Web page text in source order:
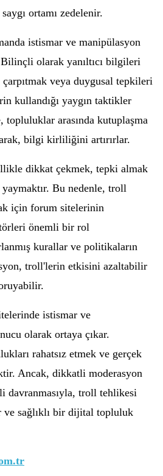
ortamı zedelenir.
istismar ve manipülasyon
olarak yanıltıcı bilgileri
veya duygusal tepkileri
kullandığı yaygın taktikler
topluluklar arasında kutuplaşma
bilgi kirliliğini artırırlar.
dikkat çekmek, tepki almak
Bu nedenle, troll
için forum sitelerinin
önemli bir rol
kurallar ve politikaların
troll'lerin etkisini azaltabilir
istismar ve
olarak ortaya çıkar.
rahatsız etmek ve gerçek
Ancak, dikkatli moderasyon
davranmasıyla, troll tehlikesi
ve sağlıklı bir dijital topluluk